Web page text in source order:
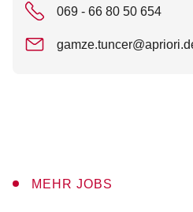
069 - 66 80 50 654
MEHR JOBS